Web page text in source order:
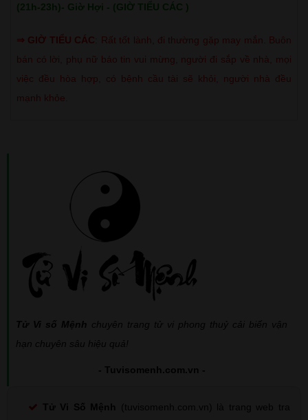
(21h-23h)- Giờ Hợi - (GIỜ TIỂU CÁC )
⇒ GIỜ TIỂU CÁC
Rất tốt lành, đi thường gặp may mắn. Buôn
bán có lời, phụ nữ báo tin vui mừng, người đi sắp về nhà, mọi
việc đều hòa hợp, có bệnh cầu tài sẽ khỏi, người nhà đều
mạnh khỏe.
Tử Vi số Mệnh chuyên trang tử vi phong thuỷ cải biến vận
hạn chuyên sâu hiệu quả!
- Tuvisomenh.com.vn -
Tử Vi Số Mệnh
(tuvisomenh.com.vn) là trang web tra